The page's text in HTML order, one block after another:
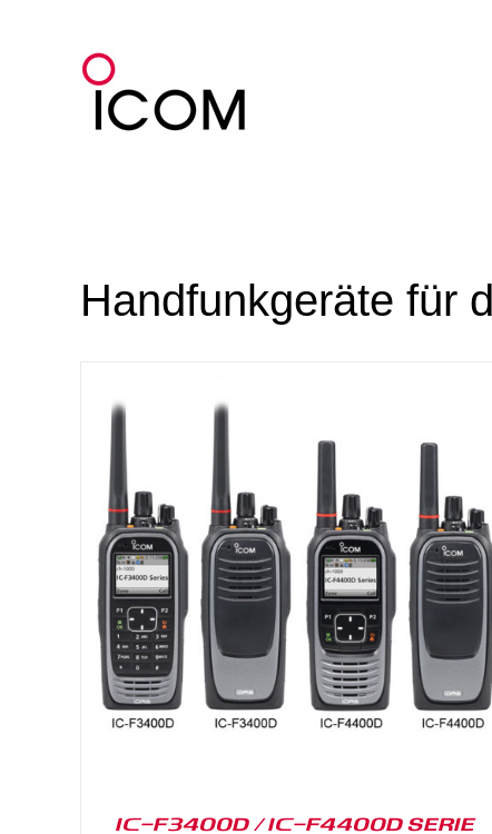
Handfunkgeräte für
IC-F3400D / IC-F4400D SERIE
DETAILS